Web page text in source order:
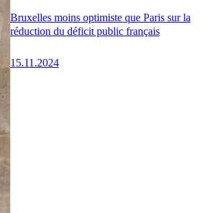
Bruxelles moins optimiste que Paris sur la
réduction du déficit public français
15.11.2024